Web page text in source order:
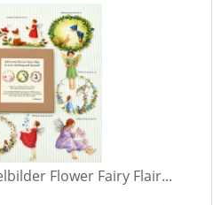
Flower Fairy Flair...